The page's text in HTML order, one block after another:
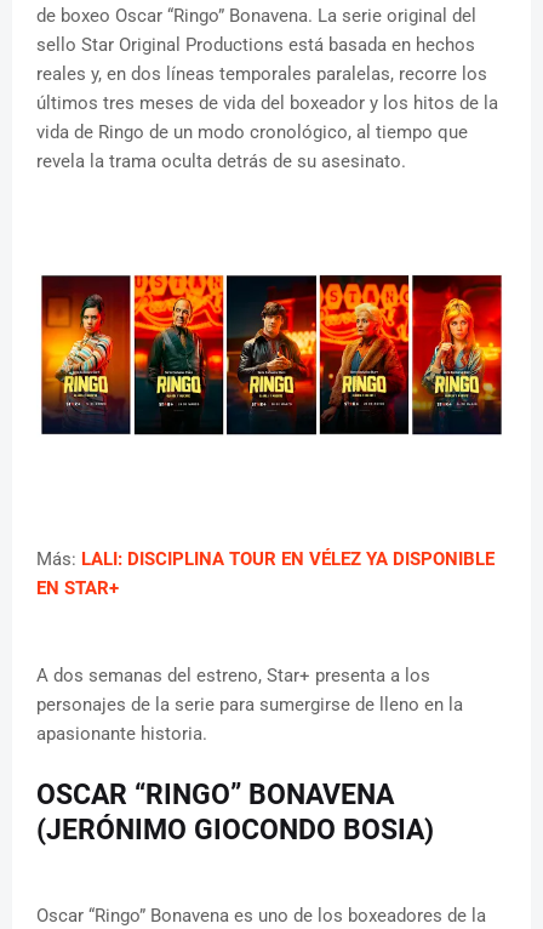
de boxeo Oscar “Ringo” Bonavena. La serie original del
sello Star Original Productions está basada en hechos
reales y, en dos líneas temporales paralelas, recorre los
últimos tres meses de vida del boxeador y los hitos de la
vida de Ringo de un modo cronológico, al tiempo que
revela la trama oculta detrás de su asesinato.
Más: LALI: DISCIPLINA TOUR EN VÉLEZ YA DISPONIBLE
EN STAR+
A dos semanas del estreno, Star+ presenta a los
personajes de la serie para sumergirse de lleno en la
apasionante historia.
OSCAR “RINGO” BONAVENA
(JERÓNIMO GIOCONDO BOSIA)
Oscar “Ringo” Bonavena es uno de los boxeadores de la